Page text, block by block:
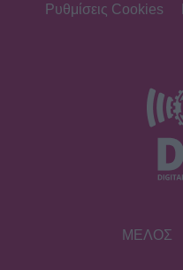
Ρυθμίσεις Cookies
ΜΕΛΟΣ